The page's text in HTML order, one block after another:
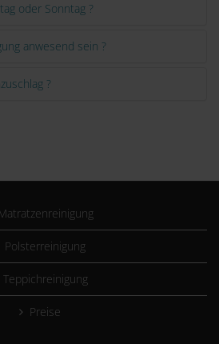
oder Sonntag ?
anwesend sein ?
?
Polsterreinigung
Teppichreinigung
Preise